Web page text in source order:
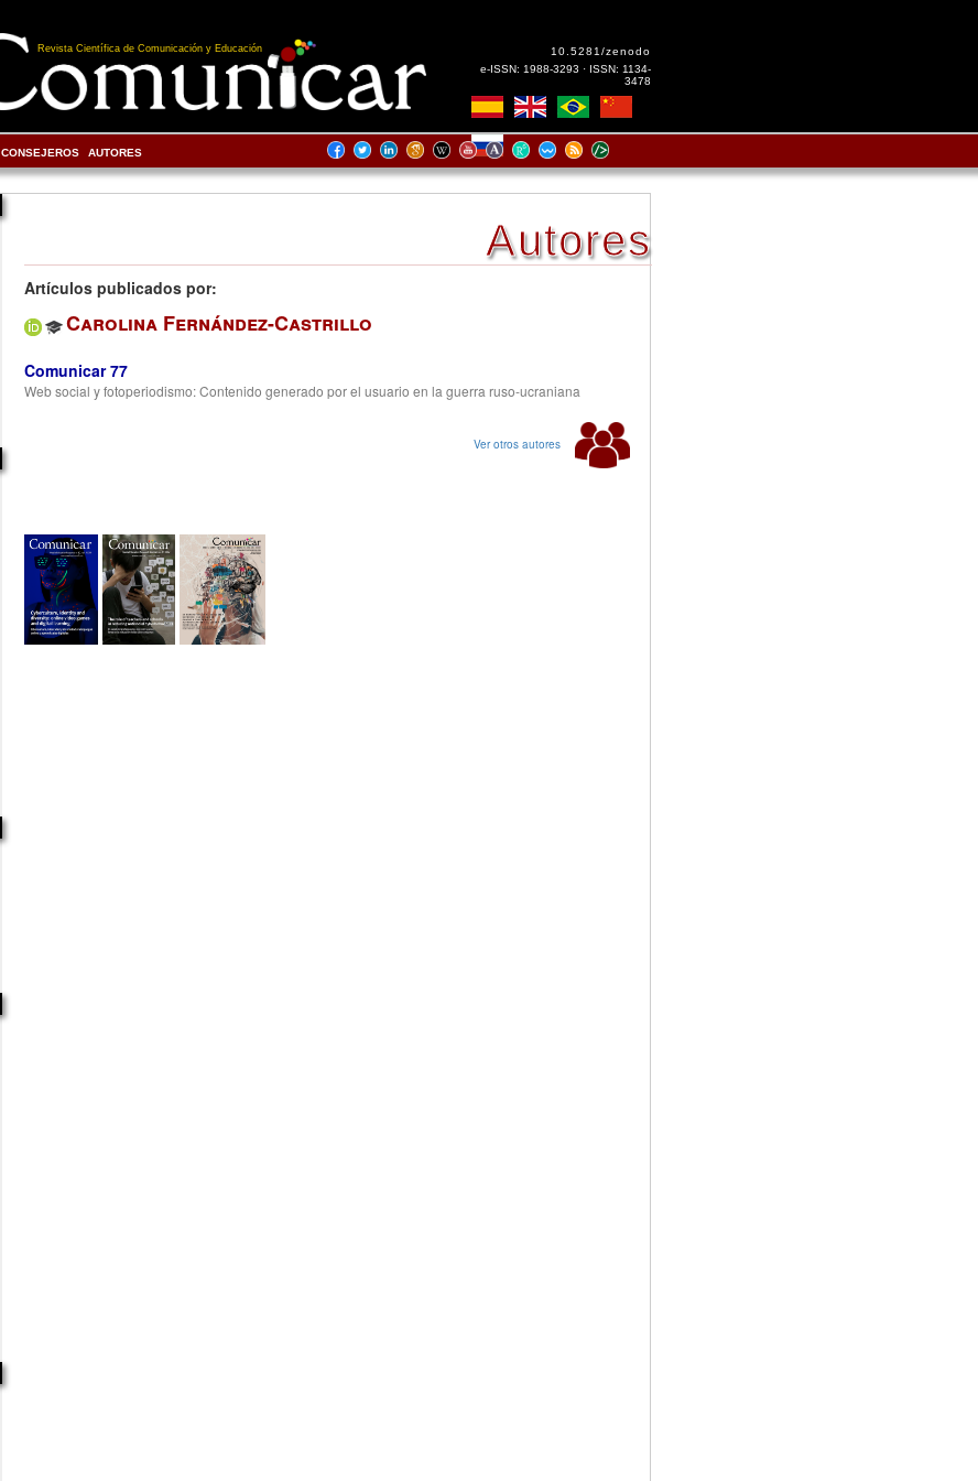
Revista Científica de Comunicación y Educación
10.5281/zenodo
e-ISSN: 1988-3293 · ISSN: 1134-
3478
CONSEJEROS AUTORES
Autores
Artículos publicados por:
Carolina Fernández-Castrillo
Comunicar 77
Web social y fotoperiodismo: Contenido generado por el usuario en la guerra ruso-ucraniana
Ver otros autores